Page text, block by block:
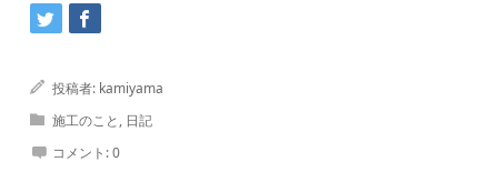
投稿者: kamiyama
施工のこと , 日記
コメント:0